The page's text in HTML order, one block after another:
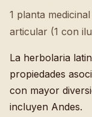
1 planta
articular (1 con
La herbolaria
propiedades
con mayor
incluyen Andes.